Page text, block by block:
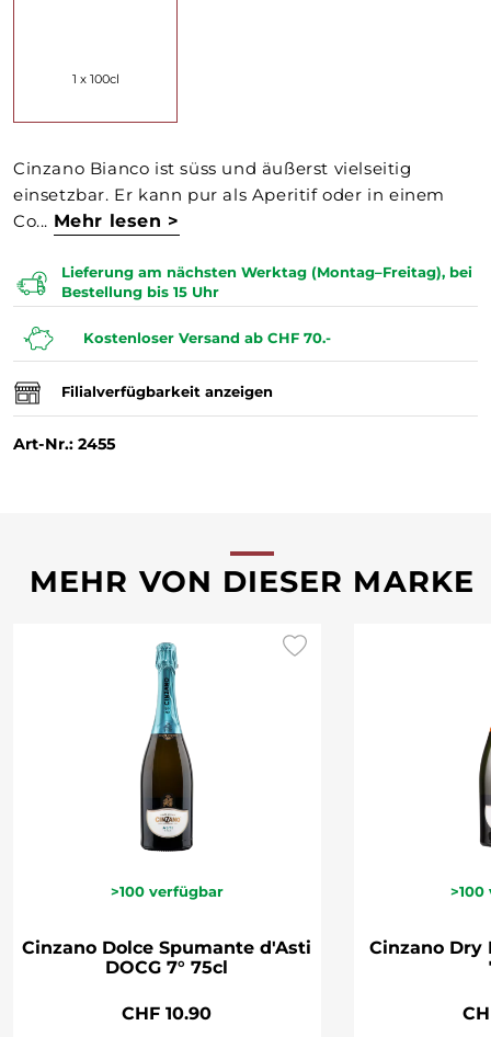
1 x 100cl
Cinzano Bianco ist süss und äußerst vielseitig
einsetzbar. Er kann pur als Aperitif oder in einem
Co... Mehr lesen >
Lieferung am nächsten Werktag (Montag–Freitag), bei
Bestellung bis 15 Uhr
Kostenloser Versand ab CHF 70.-
Filialverfügbarkeit anzeigen
Art-Nr.: 2455
MEHR VON DIESER MARKE
>100 verfügbar
Cinzano Dolce Spumante d'Asti
DOCG 7° 75cl
CHF 10.90
>100
Cinzano Dry